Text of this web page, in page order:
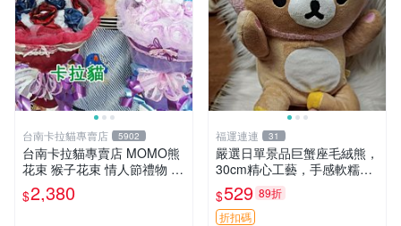
台南卡拉貓專賣店 5902
台南卡拉貓專賣店 MOMO熊
花束 猴子花束 情人節禮物 二
選一 可繡字 可今天寄明天到
$2,380
福運連連 31
嚴選日單景品巨蟹座毛絨熊，
30cm精心工藝，手感軟糯推
薦收藏送人 巨蟹座 毛絨玩具
精緻做工
$529 89折
折扣碼